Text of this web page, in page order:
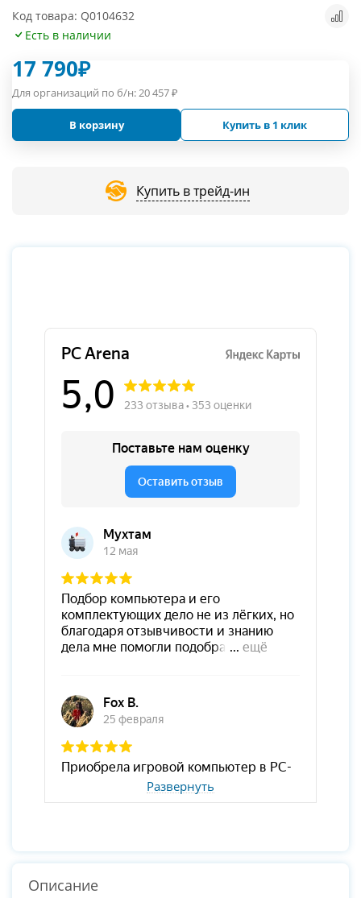
Код товара: Q0104632
Есть в наличии
17 790₽
Для организаций по б/н:20 457₽
В корзину Купить в 1 клик
Купить в трейд-ин
Развернуть
Описание